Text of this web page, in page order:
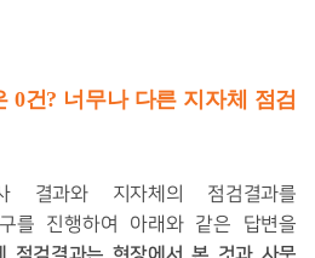
0건? 너무나 다른 지자체 점검
결과와 지자체의 점검결과를
구를 진행하여 아래와 같은 답변을